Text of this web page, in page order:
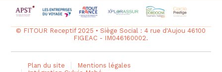
© FITOUR Receptif 2025 • Siège Social : 4 rue d'Aujou 46100
FIGEAC - IM046160002.
Plan du site
Mentions légales